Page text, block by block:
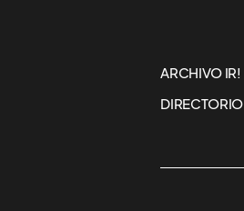
ARCHIVO IR!
DIRECTORIO